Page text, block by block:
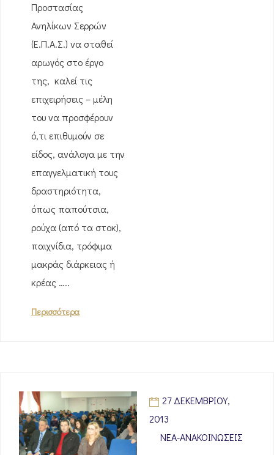
Προστασίας
Ανηλίκων Σερρών
(Ε.Π.Α.Σ.) να σταθεί
αρωγός στο έργο
της, καλεί τις
επιχειρήσεις – μέλη
του να προσφέρουν
ό,τι επιθυμούν σε
είδος, ανάλογα με την
επαγγελματική τους
δραστηριότητα,
όπως παπούτσια,
ρούχα (από τα στοκ),
παιχνίδια, τρόφιμα
μακράς διάρκειας ή
κρέας …..
Περισσότερα
27 ΔΕΚΕΜΒΡΊΟΥ,
2013
ΝΈΑ-ΑΝΑΚΟΙΝΏΣΕΙΣ